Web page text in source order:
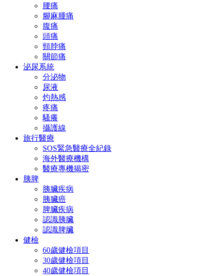
腰痛
腳麻腫痛
腹痛
頭痛
頸脖痛
關節痛
泌尿系統
分泌物
尿液
灼熱感
疼痛
騷癢
攝護線
旅行醫療
SOS緊急醫療全紀錄
海外醫療機構
醫療專機揭密
胰脾
胰臟疾病
胰臟癌
脾臟疾病
認識胰臟
認識脾臟
健檢
60歲健檢項目
30歲健檢項目
40歲健檢項目